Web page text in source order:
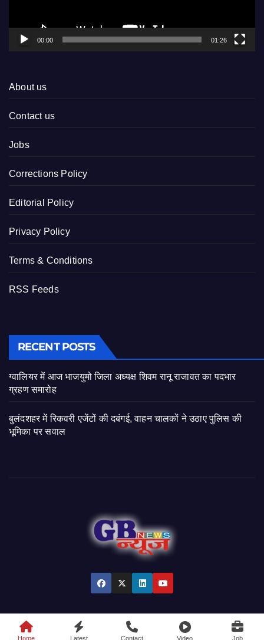
00:00 01:26
About us
Contact us
Jobs
Corrections Policy
Editorial Policy
Privacy Policy
Terms & Conditions
RSS Feeds
RECENT POSTS
ग्वालियर में आज भाजयुमो जिला अध्यक्ष शिवम रानू राजावत का पदभार
ग्रहण समारोह
बुलंदशहर में रिकवरी एजेंटों की दबंगई, वाहन चालकों ने उठाए पुलिस की
भूमिका पर सवाल
© 2026 GB News India. All Rights Reserved.
Home Latest Contact Video Job